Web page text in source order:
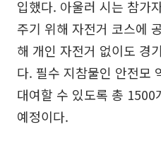
입했다. 아울러 시는 참가
주기 위해 자전거 코스에
해 개인 자전거 없이도 경
다. 필수 지참물인 안전모
대여할 수 있도록 총 1500
예정이다.